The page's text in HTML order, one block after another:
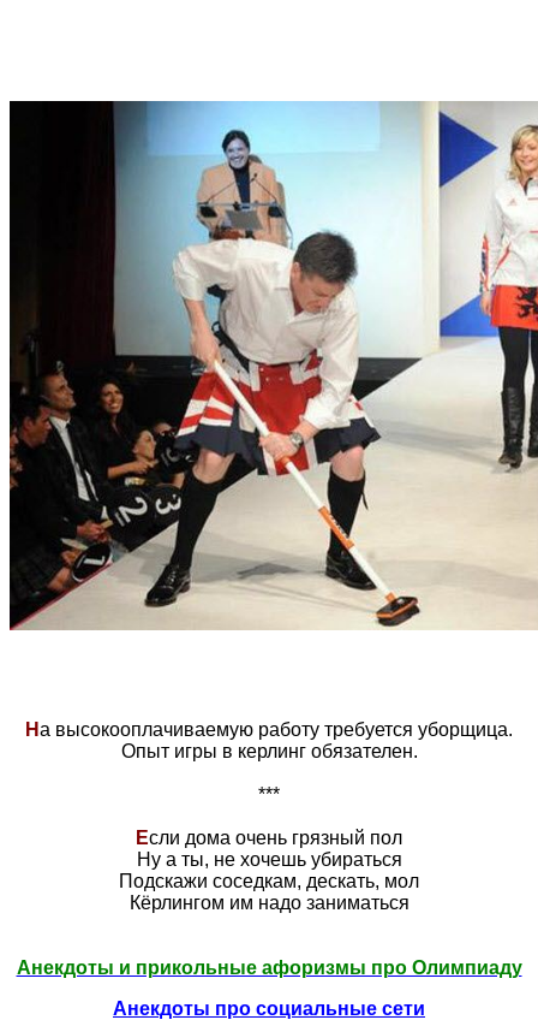
На высокооплачиваемую работу требуется уборщица.
Опыт игры в керлинг обязателен.
***
Если дома очень грязный пол
Ну а ты, не хочешь убираться
Подскажи соседкам, дескать, мол
Кёрлингом им надо заниматься
Анекдоты и прикольные афоризмы про Олимпиаду
Анекдоты про социальные сети